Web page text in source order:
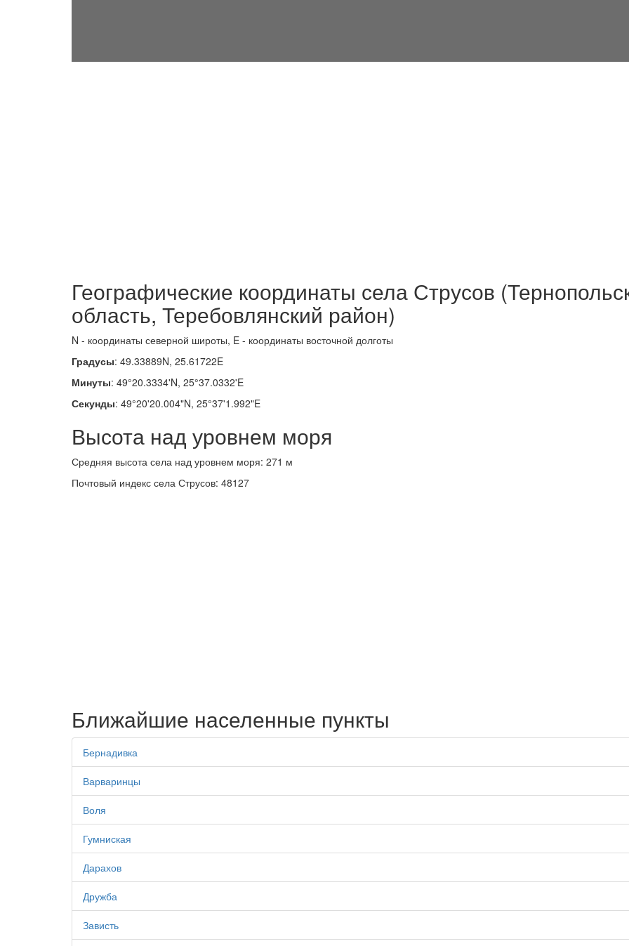
Географические координаты села Струсов
область, Теребовлянский район)
N - координаты северной широты, E - координаты восточной долготы
Градусы: 49.33889N, 25.61722E
Минуты: 49°20.3334'N, 25°37.0332'E
Секунды: 49°20'20.004"N, 25°37'1.992"E
Высота над уровнем моря
Средняя высота села над уровнем моря: 271 м
Почтовый индекс села Струсов: 48127
Ближайшие населенные пункты
Бернадивка
Варваринцы
Воля
Гумниская
Дарахов
Дружба
Зависть